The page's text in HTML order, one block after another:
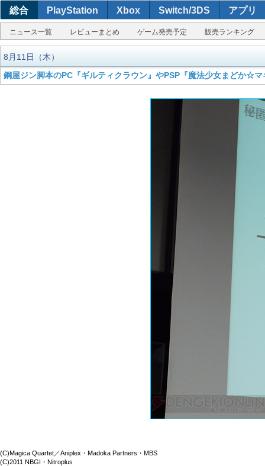
総合 PlayStation Xbox Switch/3DS アプリ
ニュース一覧 レビューまとめ ゲーム発売予定 販売ランキング
8月11日（木）
鋼屋ジン脚本のPC『ギルティクラウン』やPSP『魔法少女まどか☆マ
(C)Magica Quartet／Aniplex・Madoka Partners・MBS
(C)2011 NBGI・Nitroplus